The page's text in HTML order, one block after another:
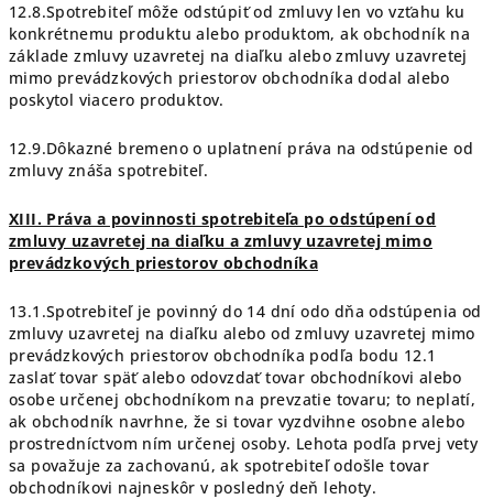
12.8.Spotrebiteľ môže odstúpiť od zmluvy len vo vzťahu ku
konkrétnemu produktu alebo produktom, ak obchodník na
základe zmluvy uzavretej na diaľku alebo zmluvy uzavretej
mimo prevádzkových priestorov obchodníka dodal alebo
poskytol viacero produktov.
12.9.Dôkazné bremeno o uplatnení práva na odstúpenie od
zmluvy znáša spotrebiteľ.
XIII. Práva a povinnosti spotrebiteľa po odstúpení od
zmluvy uzavretej na diaľku a zmluvy uzavretej mimo
prevádzkových priestorov obchodníka
13.1.Spotrebiteľ je povinný do 14 dní odo dňa odstúpenia od
zmluvy uzavretej na diaľku alebo od zmluvy uzavretej mimo
prevádzkových priestorov obchodníka podľa bodu 12.1
zaslať tovar späť alebo odovzdať tovar obchodníkovi alebo
osobe určenej obchodníkom na prevzatie tovaru; to neplatí,
ak obchodník navrhne, že si tovar vyzdvihne osobne alebo
prostredníctvom ním určenej osoby. Lehota podľa prvej vety
sa považuje za zachovanú, ak spotrebiteľ odošle tovar
obchodníkovi najneskôr v posledný deň lehoty.